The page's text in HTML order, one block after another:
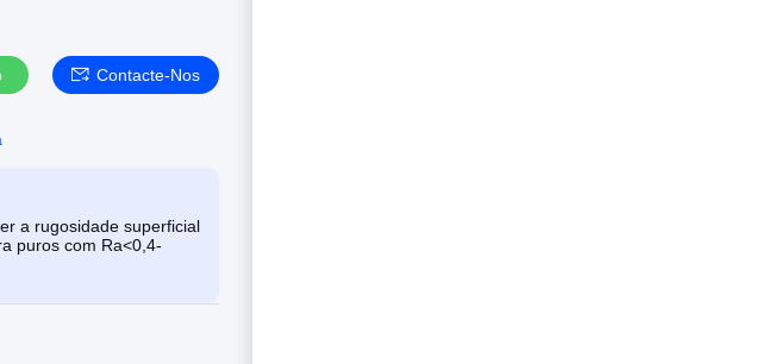
Contacte-Nos
a rugosidade superficial
puros com Ra<0,4-